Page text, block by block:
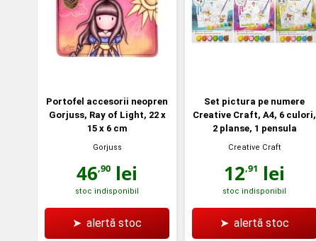
Portofel accesorii neopren
Gorjuss, Ray of Light, 22 x
15 x 6 cm
Gorjuss
46,90 lei
stoc indisponibil
➤ alertă stoc
Set pictura pe numere
Creative Craft, A4, 6 culori,
2 planse, 1 pensula
Creative Craft
12,91 lei
stoc indisponibil
➤ alertă stoc